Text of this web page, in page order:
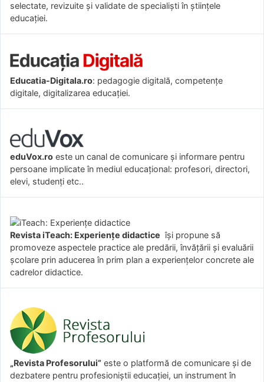
selectate, revizuite și validate de specialiști în științele
educației.
Educatia-Digitala.ro: pedagogie digitală, competențe
digitale, digitalizarea educației.
eduVox.ro este un canal de comunicare și informare pentru
persoane implicate în mediul educațional: profesori, directori,
elevi, studenți etc..
Revista iTeach: Experienţe didactice îşi propune să
promoveze aspectele practice ale predării, învăţării şi evaluării
şcolare prin aducerea în prim plan a experienţelor concrete ale
cadrelor didactice.
„Revista Profesorului” este o platformă de comunicare și de
dezbatere pentru profesioniștii educației, un instrument în